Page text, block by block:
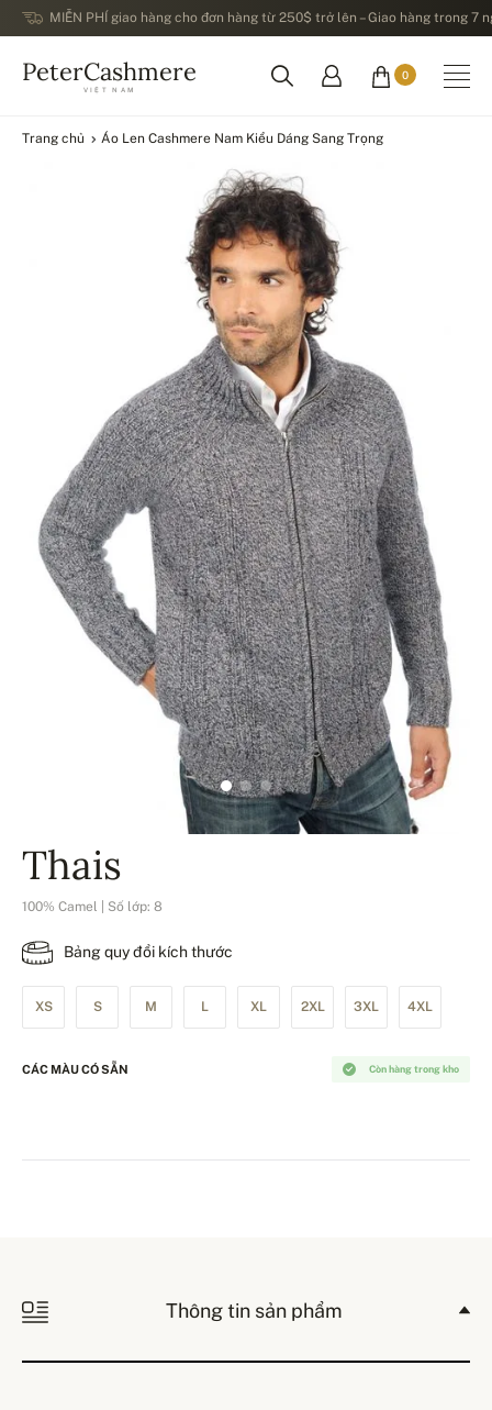
MIỄN PHÍ giao hàng cho đơn hàng từ 250$ trở lên – Giao hàng trong 7
PeterCashmere
VIỆT NAM
0
Trang chủ Áo Len Cashmere Nam Kiểu Dáng Sang Trọng
Thais
100% Camel | Số lớp: 8
Bảng quy đổi kích thước
XS S M L XL 2XL 3XL 4XL
Còn hàng trong kho
CÁC MÀU CÓ SẴN
Thông tin sản phẩm